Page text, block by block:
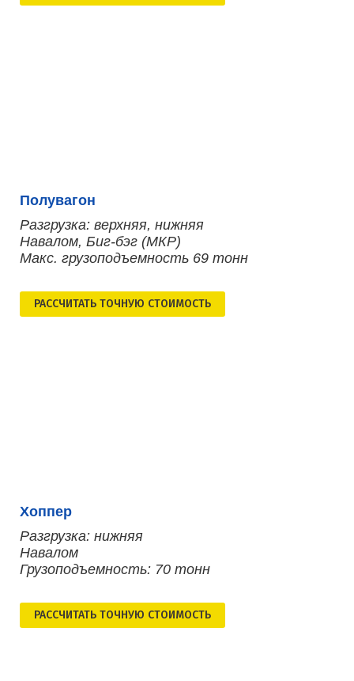
Полувагон
Разгрузка: верхняя, нижняя
Навалом, Биг-бэг (МКР)
Макс. грузоподъемность 69 тонн
РАСCЧИТАТЬ ТОЧНУЮ СТОИМОСТЬ
Хоппер
Разгрузка: нижняя
Навалом
Грузоподъемность: 70 тонн
РАСCЧИТАТЬ ТОЧНУЮ СТОИМОСТЬ